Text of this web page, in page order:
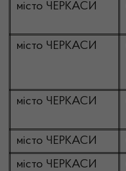
місто ЧЕРКАСИ
місто ЧЕРКАСИ
місто ЧЕРКАСИ
місто ЧЕРКАСИ
місто ЧЕРКАСИ